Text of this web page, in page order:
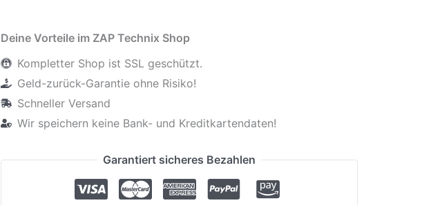
Deine Vorteile im ZAP Technix Shop
Kompletter Shop ist SSL geschützt.
Geld-zurück-Garantie ohne Risiko!
Schneller Versand
Wir speichern keine Bank- und Kreditkartendaten!
Garantiert sicheres Bezahlen